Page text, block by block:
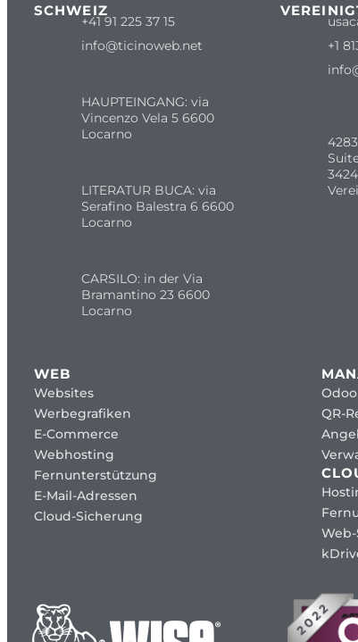
SCHWEIZ
+41 91 225 37 15
info@ticinoweb.net
HAUPTEINGANG: via
Vincenzo Vela 5 6600
Locarno
LITERATUR BUCA: via
Serafino Balestra 6 6600
Locarno
CARSILO: in der Via
Bramantino 23 6600
Locarno
+1
WEB
Websites
Werbegrafiken
E-Commerce
Webhosting
Fernunterstützung
E-Mail-Adressen
Cloud-Sicherung
Odoo
QR-